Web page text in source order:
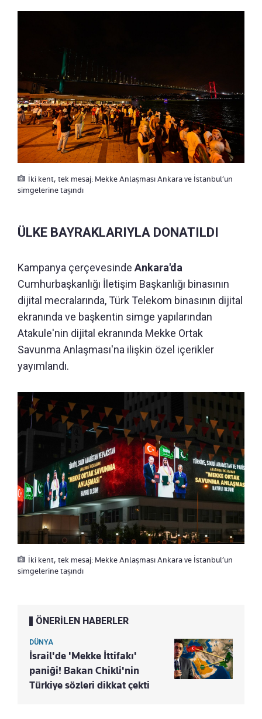
İki kent, tek mesaj: Mekke Anlaşması Ankara ve İstanbul’un
simgelerine taşındı
ÜLKE BAYRAKLARIYLA DONATILDI
Kampanya çerçevesinde Ankara'da
Cumhurbaşkanlığı İletişim Başkanlığı binasının
dijital mecralarında, Türk Telekom binasının dijital
ekranında ve başkentin simge yapılarından
Atakule'nin dijital ekranında Mekke Ortak
Savunma Anlaşması'na ilişkin özel içerikler
yayımlandı.
İki kent, tek mesaj: Mekke Anlaşması Ankara ve İstanbul’un
simgelerine taşındı
ÖNERİLEN HABERLER
DÜNYA
İsrail'de 'Mekke İttifakı'
paniği! Bakan Chikli'nin
Türkiye sözleri dikkat çekti